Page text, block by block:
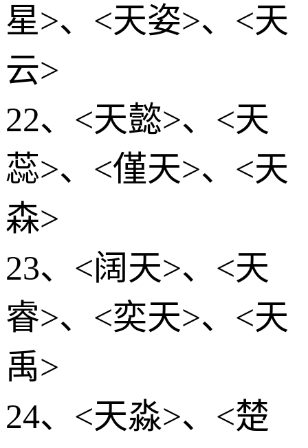
星>、<天姿>、<天
云>
22、<天懿>、<天
蕊>、<僅天>、<天
森>
23、<阔天>、<天
睿>、<奕天>、<天
禹>
24、<天淼>、<楚